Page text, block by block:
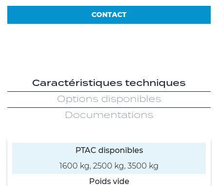
CONTACT
Caractéristiques techniques
Options disponibles
Documentations
PTAC disponibles
1600 kg, 2500 kg, 3500 kg
Poids vide